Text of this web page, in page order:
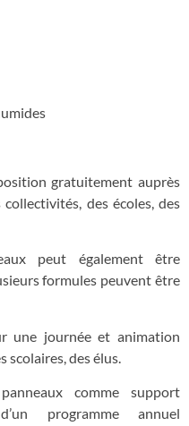
gratuitement auprès
des écoles, des
peut également être
formules peuvent être
une journée et animation
scolaires, des élus.
comme support
programme annuel